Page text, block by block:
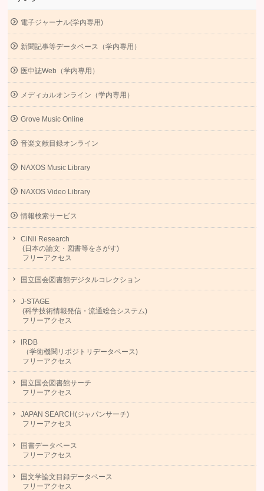
電子ジャーナル(学内専用)
新聞記事等データベース（学内専用）
医中誌Web（学内専用）
メディカルオンライン（学内専用）
Grove Music Online
音楽文献目録オンライン
NAXOS Music Library
NAXOS Video Library
情報検索サービス
CiNii Research
(日本の論文・図書等をさがす)
フリーアクセス
国立国会図書館デジタルコレクション
J-STAGE
(科学技術情報発信・流通総合システム)
フリーアクセス
IRDB
（学術機関リポジトリデータベース)
フリーアクセス
国立国会図書館サーチ
フリーアクセス
JAPAN SEARCH(ジャパンサーチ)
フリーアクセス
国書データベース
フリーアクセス
国文学論文目録データベース
フリーアクセス